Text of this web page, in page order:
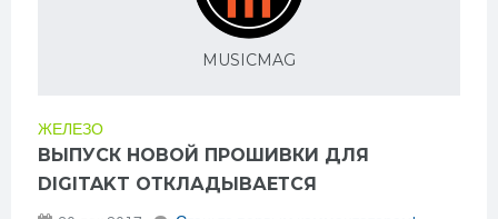
MUSICMAG
ЖЕЛЕЗО
ВЫПУСК НОВОЙ ПРОШИВКИ ДЛЯ
DIGITAKT ОТКЛАДЫВАЕТСЯ